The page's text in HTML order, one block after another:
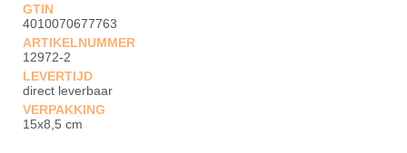
GTIN
4010070677763
ARTIKELNUMMER
12972-2
LEVERTIJD
direct leverbaar
VERPAKKING
15x8,5 cm